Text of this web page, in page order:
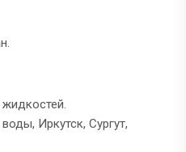
Иркутск, Сургут,